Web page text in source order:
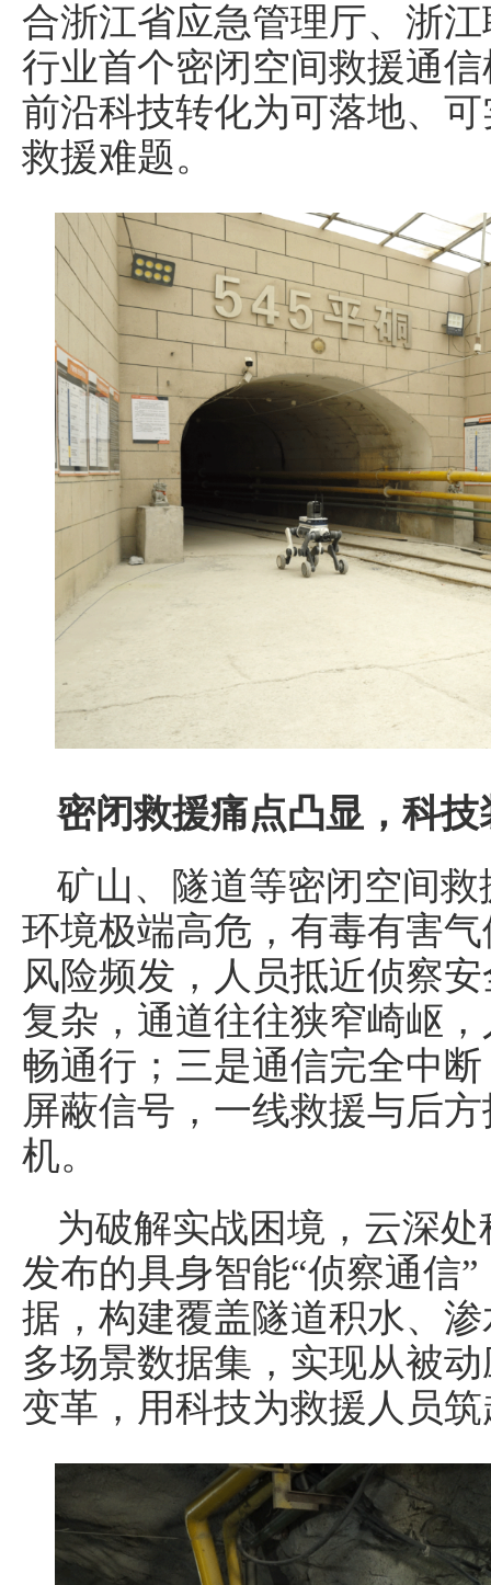
合浙江省应急管理厅、浙
行业首个密闭空间救援通
前沿科技转化为可落地、
救援难题。
密闭救援痛点凸显 ，科技
矿山、隧道等密闭空间
环境极端高危，有毒有害
风险频发，人员抵近侦察
复杂，通道往往狭窄崎岖
畅通行；三是通信完全中
屏蔽信号，一线救援与后
机。
为破解实战困境，云深
发布的具身智能“侦察通信
据，构建覆盖隧道积水、
多场景数据集，实现从被
变革，用科技为救援人员